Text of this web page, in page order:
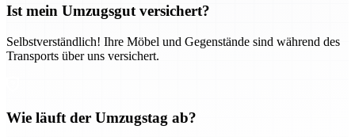
Ist mein Umzugsgut versichert?
Selbstverständlich! Ihre Möbel und Gegenstände sind während des
Transports über uns versichert.
Wie läuft der Umzugstag ab?